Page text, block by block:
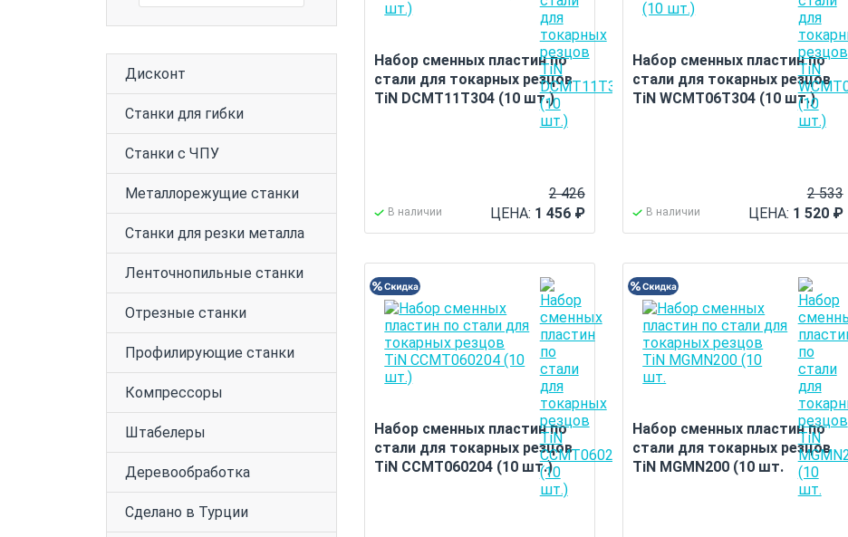
Дисконт
Станки для гибки
Станки с ЧПУ
Металлорежущие станки
Станки для резки металла
Ленточнопильные станки
Отрезные станки
Профилирующие станки
Компрессоры
Штабелеры
Деревообработка
Сделано в Турции
Набор сменных пластин по
стали для токарных резцов
TiN DCMT11T304 (10 шт.)
В наличии ЦЕНА: 1 456 ₽
2 426
Набор сменных пластин по
стали для токарных резцов
TiN WCMT06T304 (10 шт.)
В наличии ЦЕНА: 1 520 ₽
2 533
Набор сменных пластин по
стали для токарных резцов
TiN CCMT060204 (10 шт.)
Набор сменных пластин по
стали для токарных резцов
TiN MGMN200 (10 шт.